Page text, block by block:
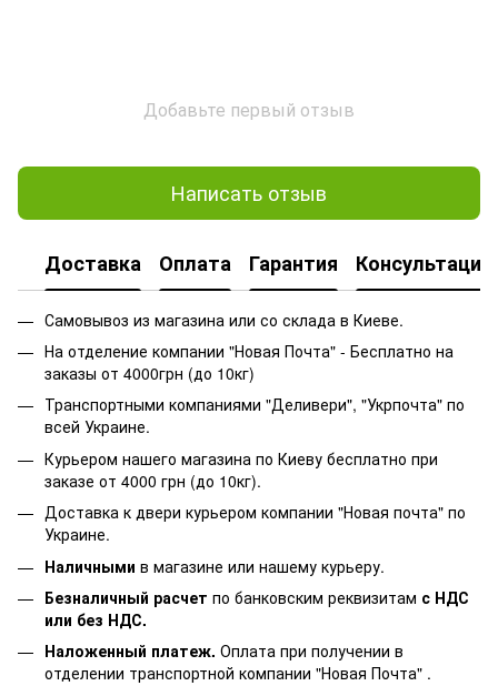
Добавьте первый отзыв
Написать отзыв
Доставка Оплата Гарантия Консультация
Самовывоз из магазина или со склада в Киеве.
На отделение компании "Новая Почта" - Бесплатно на
заказы от 4000грн (до 10кг)
Транспортными компаниями "Деливери", "Укрпочта" по
всей Украине.
Курьером нашего магазина по Киеву бесплатно при
заказе от 4000 грн (до 10кг).
Доставка к двери курьером компании "Новая почта" по
Украине.
Наличными в магазине или нашему курьеру.
Безналичный расчет по банковским реквизитам с НДС
или без НДС.
Наложенный платеж. Оплата при получении в
отделении транспортной компании "Новая Почта" .